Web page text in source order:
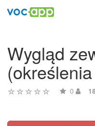
Wygląd
0